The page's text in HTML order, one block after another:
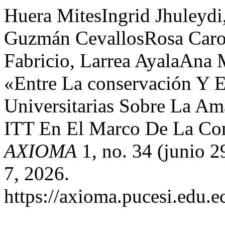
Huera MitesIngrid
Guzmán CevallosRosa
Fabricio, Larrea AyalaAna
«Entre La conservación Y
Universitarias Sobre La
ITT En El Marco De La
AXIOMA 1, no. 34 (junio
7, 2026.
https://